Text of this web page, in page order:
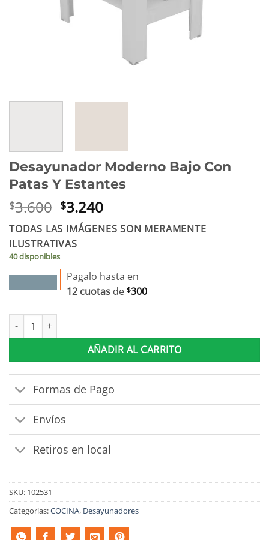
Desayunador Moderno Bajo Con
Patas Y Estantes
$3.600 El
precio
original
era:
$3.600.
$3.240El
precio
actual
TODAS LAS IMÁGENES SON MERAMENTE
ILUSTRATIVAS
40 disponibles
Pagalo hasta en
12 cuotas de $300
Desayunador Moderno Bajo Con Patas Y Estantes cantidad
AÑADIR AL CARRITO
Formas de Pago
Envíos
Retiros en local
SKU: 102531
Categorías:COCINA, Desayunadores